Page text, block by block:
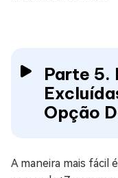
Parte 5.
Opção
A maneira mais fácil